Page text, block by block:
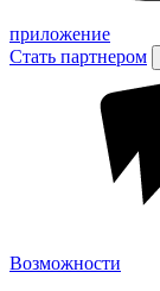
приложение
Стать партнером
Возможности